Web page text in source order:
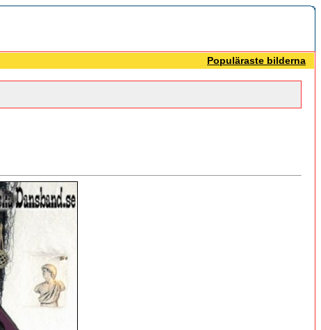
Populäraste bilderna